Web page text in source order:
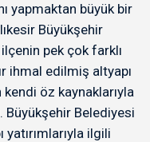
yapmaktan büyük bir
Büyükşehir
pek çok farklı
ihmal edilmiş altyapı
kendi öz kaynaklarıyla
Büyükşehir Belediyesi
yatırımlarıyla ilgili